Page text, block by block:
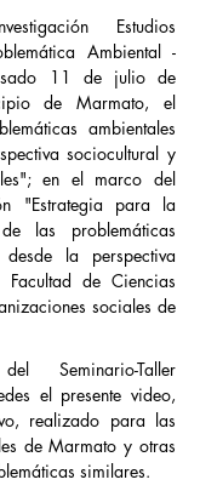
Estudios
Ambiental -
11 de julio de
de Marmato, el
ambientales
sociocultural y
en el marco del
"Estrategia para la
las problemáticas
desde la perspectiva
de Ciencias
sociales de
Seminario-Taller
el presente video,
realizado para las
de Marmato y otras
similares.